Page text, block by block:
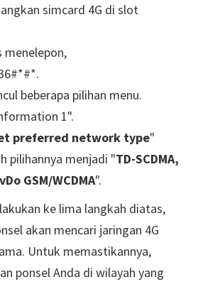
simcard 4G di slot
menelepon,
beberapa pilihan menu.
1".
preferred network type"
pilihannya menjadi "TD-SCDMA,
GSM/WCDMA".
ke lima langkah diatas,
akan mencari jaringan 4G
Untuk memastikannya,
ponsel Anda di wilayah yang